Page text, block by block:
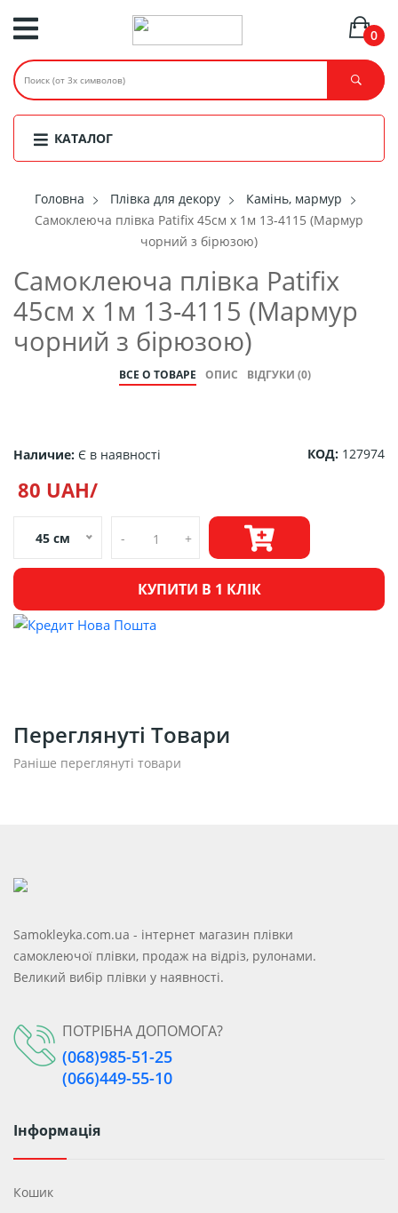
0
КАТАЛОГ
Головнa Плівка для декору
Камінь, мармур
Самоклеюча плівка Patifix 45см х 1м 13-4115 (Мармур
чорний з бірюзою)
Самоклеюча плівка Patifix
45см х 1м 13-4115 (Мармур
чорний з бірюзою)
ВСЕ О ТОВАРЕ ОПИС ВІДГУКИ (0)
Наличие: Є в наявності КОД: 127974
80 UAH/
45 см - +
КУПИТИ В 1 КЛІК
Переглянуті Товари
Раніше переглянуті товари
Samokleyka.com.ua - інтернет магазин плівки
самоклеючої плівки, продаж на відріз, рулонами.
Великий вибір плівки у наявності.
ПОТРІБНА ДОПОМОГА?
(068)985-51-25
(066)449-55-10
Інформація
Кошик